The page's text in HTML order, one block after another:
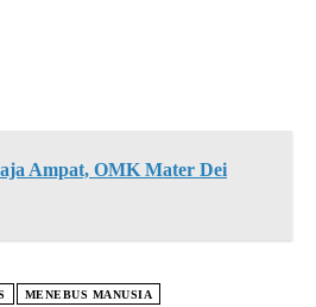
Ampat, OMK Mater Dei
MENEBUS MANUSIA